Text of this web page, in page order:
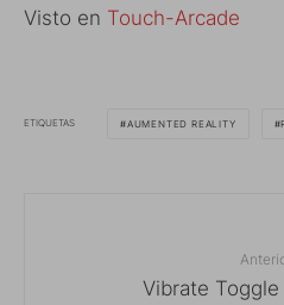
Visto en Touch-Arcade
ETIQUETAS AUMENTED REALITY
Vibrate